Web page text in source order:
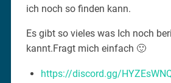
ich noch so finden kann.
Es gibt so vieles was Ich noch
kannt.Fragt mich einfach 🙂
https://discord.gg/